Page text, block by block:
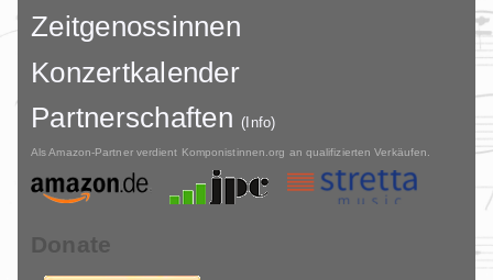
Zeitgenossinnen
Konzertkalender
Partnerschaften(Info)
Als Amazon-Partner verdient Komponistinnen.org an qualifizierten Verkäufen.
Donate